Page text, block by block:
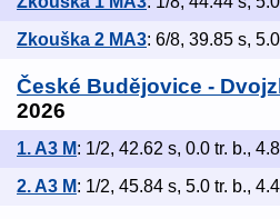
Zkouška 2 MA3: 6/8, 39.85 s,
České Budějovice -
2026
1. A3 M: 1/2, 42.62 s, 0.0 tr. b.,
2. A3 M: 1/2, 45.84 s, 5.0 tr. b.,